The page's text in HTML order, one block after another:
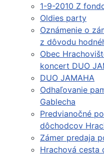
1-9-2010 Z
Oldies party
Oznámenie o
z dôvodu
Obec
koncert DUO
DUO JAMAHA
Odhaľovanie
Gablecha
Predvianočné
dôchodcov
Zámer predaja
Hrachová cesta